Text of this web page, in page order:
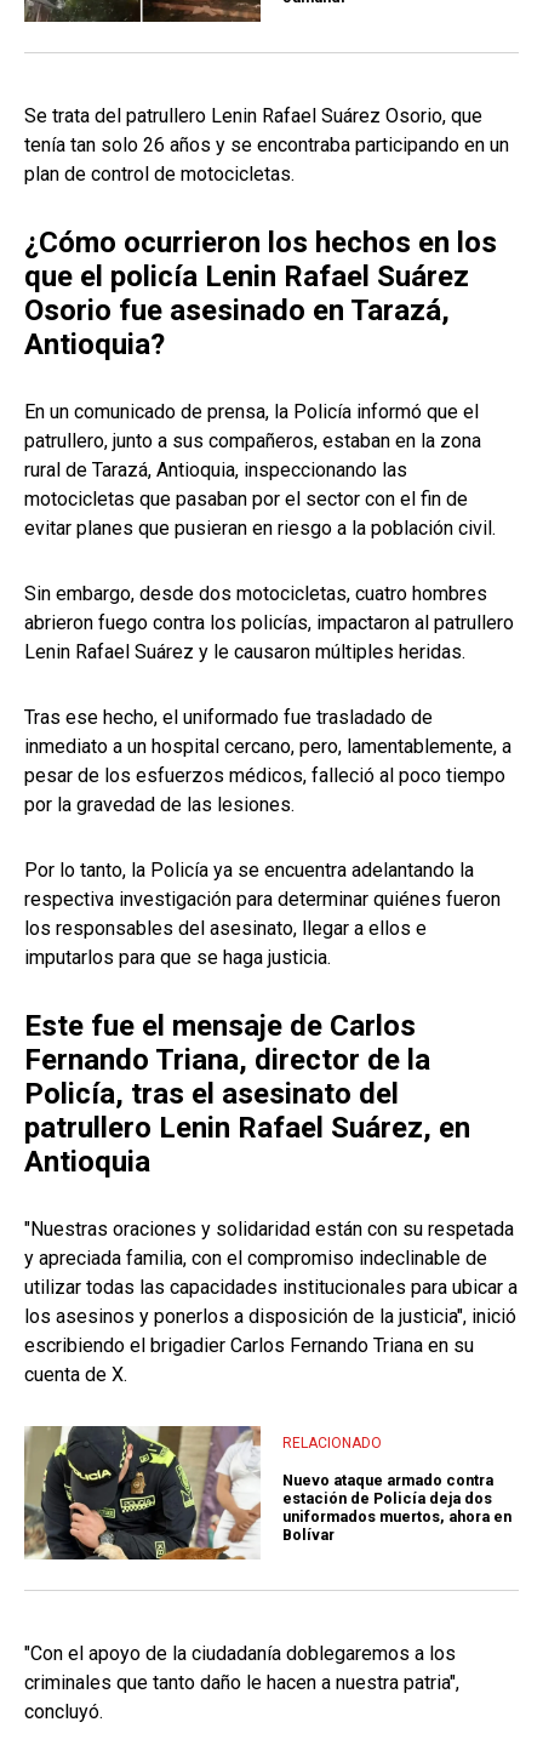
Se trata del patrullero Lenin Rafael Suárez Osorio, que
tenía tan solo 26 años y se encontraba participando en un
plan de control de motocicletas.
¿Cómo ocurrieron los hechos en los
que el policía Lenin Rafael Suárez
Osorio fue asesinado en Tarazá,
Antioquia?
En un comunicado de prensa, la Policía informó que el
patrullero, junto a sus compañeros, estaban en la zona
rural de Tarazá, Antioquia, inspeccionando las
motocicletas que pasaban por el sector con el fin de
evitar planes que pusieran en riesgo a la población civil.
Sin embargo, desde dos motocicletas, cuatro hombres
abrieron fuego contra los policías, impactaron al patrullero
Lenin Rafael Suárez y le causaron múltiples heridas.
Tras ese hecho, el uniformado fue trasladado de
inmediato a un hospital cercano, pero, lamentablemente, a
pesar de los esfuerzos médicos, falleció al poco tiempo
por la gravedad de las lesiones.
Por lo tanto, la Policía ya se encuentra adelantando la
respectiva investigación para determinar quiénes fueron
los responsables del asesinato, llegar a ellos e
imputarlos para que se haga justicia.
Este fue el mensaje de Carlos
Fernando Triana, director de la
Policía, tras el asesinato del
patrullero Lenin Rafael Suárez, en
Antioquia
"Nuestras oraciones y solidaridad están con su respetada
y apreciada familia, con el compromiso indeclinable de
utilizar todas las capacidades institucionales para ubicar a
los asesinos y ponerlos a disposición de la justicia", inició
escribiendo el brigadier Carlos Fernando Triana en su
cuenta de X.
RELACIONADO
Nuevo ataque armado contra
estación de Policía deja dos
uniformados muertos, ahora en
Bolívar
"Con el apoyo de la ciudadanía doblegaremos a los
criminales que tanto daño le hacen a nuestra patria",
concluyó.